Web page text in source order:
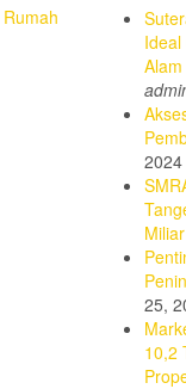
Rumah
2024
Miliar
25,
10,2